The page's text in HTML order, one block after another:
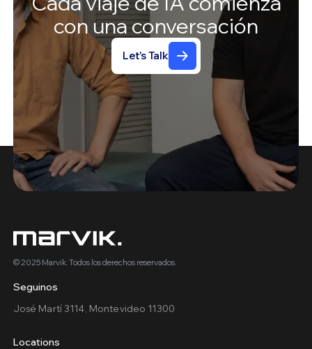
con una conversación
Let's Talk
© 2025 Marvik. Todos los derechos reservados.
Seguinos
José Martí 3114, Montevideo 11300
Locations